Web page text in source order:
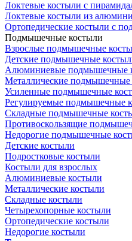
Локтевые костыли с
Локтевые костыли из
Ортопедические костыли с
Подмышечные костыли
Взрослые подмышечные
Детские подмышечные
Алюминиевые подмышечные
Металлические подмышечные
Усиленные подмышечные
Регулируемые подмышечные
Складные подмышечные
Противоскользящие
Недорогие подмышечные
Детские костыли
Подростковые костыли
Костыли для взрослых
Алюминиевые костыли
Металлические костыли
Складные костыли
Четырехопорные костыли
Ортопедические костыли
Недорогие костыли